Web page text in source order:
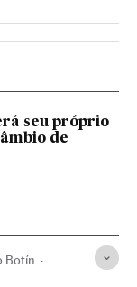
seu próprio
de
Botín